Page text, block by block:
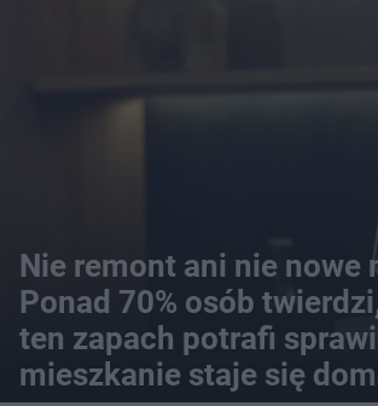
Nie remont ani nie nowe
Ponad 70% osób
ten zapach potrafi
mieszkanie staje się